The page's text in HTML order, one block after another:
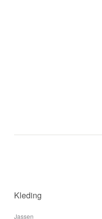
Kleding
Jassen